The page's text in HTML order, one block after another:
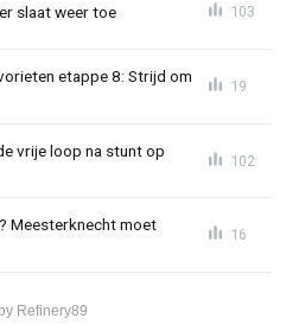
slaat weer toe 103
etappe 8: Strijd om
19
vrije loop na stunt op
102
Meesterknecht moet
16
Refinery89